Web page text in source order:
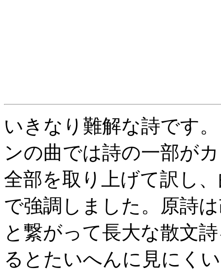
いきなり難解な詩です
ンの曲では詩の一部が
全部を取り上げて訳し
で強調しました。原詩
と繋がって長大な散文
るとたいへんに見にく